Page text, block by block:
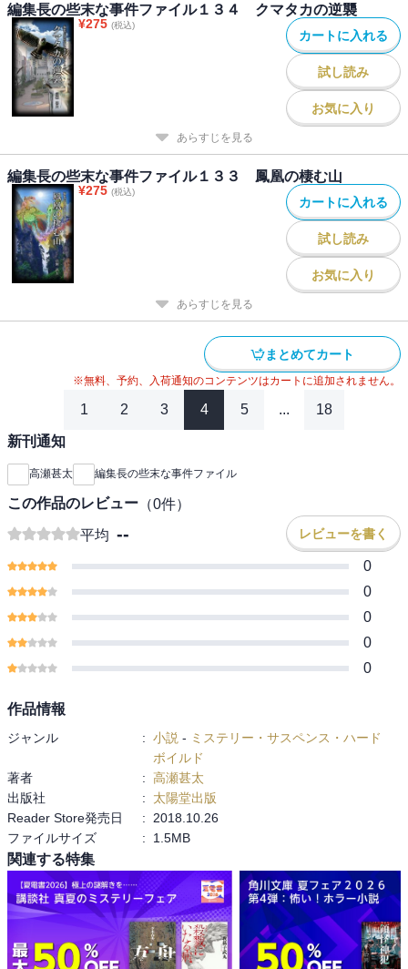
編集長の些末な事件ファイル１３４ クマタカの逆襲
¥275 (税込)
カートに入れる
試し読み
お気に入り
あらすじを見る
編集長の些末な事件ファイル１３３ 鳳凰の棲む山
¥275 (税込)
カートに入れる
試し読み
お気に入り
あらすじを見る
まとめてカート
※無料、予約、入荷通知のコンテンツはカートに追加されません。
1 2 3 4 5 ... 18
新刊通知
高瀬甚太 編集長の些末な事件ファイル
この作品のレビュー （0件）
平均 -- レビューを書く
0
0
0
0
0
作品情報
ジャンル : 小説 - ミステリー・サスペンス・ハード
ボイルド
著者
: 高瀬甚太
出版社
:
太陽堂出版
Reader Store発売日
:
2018.10.26
ファイルサイズ
: 1.5MB
関連する特集